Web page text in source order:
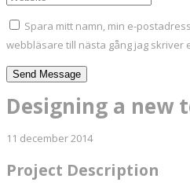
Spara mitt namn, min e-
webbläsare till nästa gång jag skriver
Designing a new
11 december 2014
Project Description